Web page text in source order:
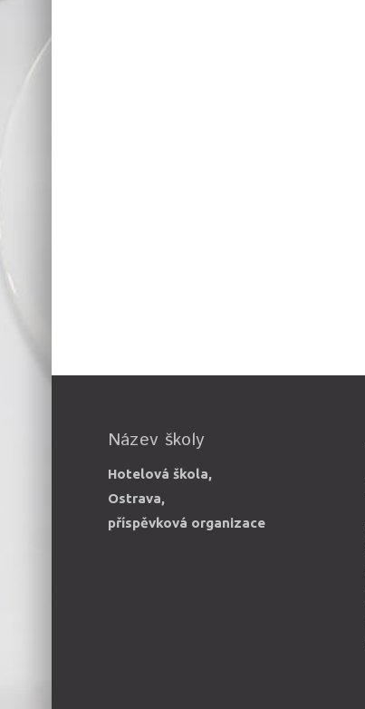
Název školy
Hotelová škola,
Ostrava,
příspěvková organizace